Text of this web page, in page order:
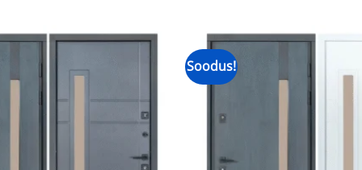
Soodus!